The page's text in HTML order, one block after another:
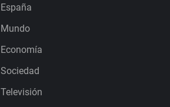
España
Mundo
Economía
Sociedad
Televisión